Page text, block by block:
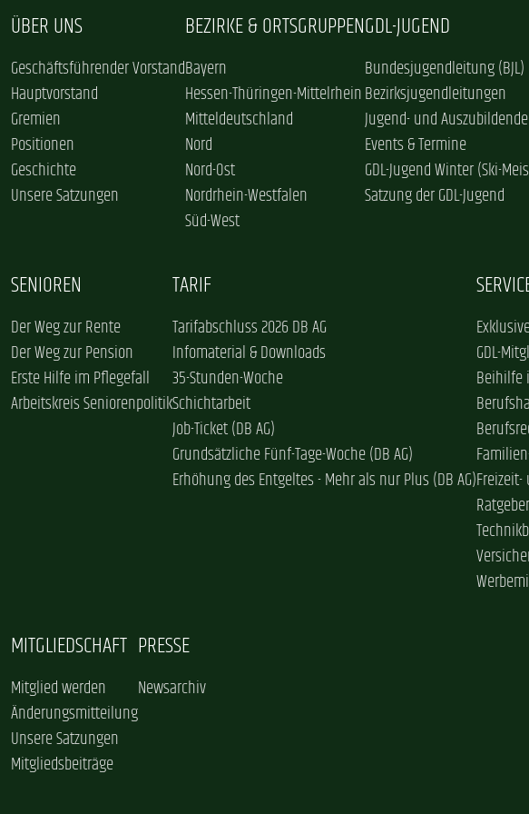
ÜBER UNS
Geschäftsführender Vorstand
Hauptvorstand
Gremien
Positionen
Geschichte
Unsere Satzungen
BEZIRKE & ORTSGRUPPEN
Bayern
Hessen-Thüringen-Mittelrhein
Mitteldeutschland
Nord
Nord-Ost
Nordrhein-Westfalen
Süd-West
GDL-JUGEND
Bundesjugendleitung (BJL)
Bezirksjugendleitungen
Jugend- und
Events & Termine
GDL-Jugend Winter (Ski-
Satzung der GDL-Jugend
SENIOREN
Der Weg zur Rente
Der Weg zur Pension
Erste Hilfe im Pflegefall
Arbeitskreis Seniorenpolitik
TARIF
Tarifabschluss 2026 DB AG
Infomaterial & Downloads
35-Stunden-Woche
Schichtarbeit
Job-Ticket (DB AG)
Grundsätzliche Fünf-Tage-Woche (DB AG)
Erhöhung des Entgeltes - Mehr als nur Plus (DB AG)
GDL-
Beihilfe
MITGLIEDSCHAFT
Mitglied werden
Änderungsmitteilung
Unsere Satzungen
Mitgliedsbeiträge
PRESSE
Newsarchiv